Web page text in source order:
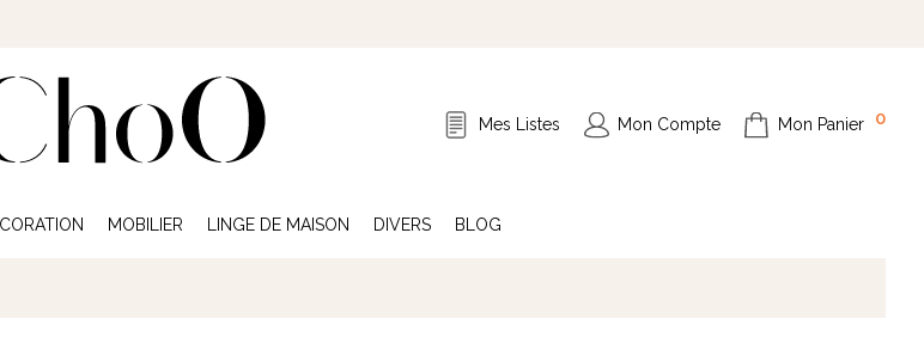
Mes Listes Mon Compte Mon Panier 0
MOBILIER LINGE DE MAISON DIVERS BLOG